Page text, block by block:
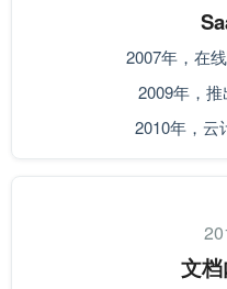
2007年，在
2009年，推
2010年，云
文